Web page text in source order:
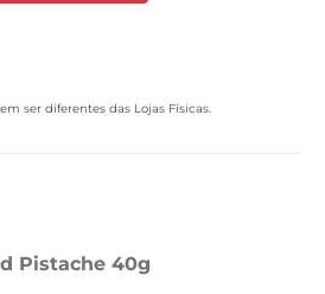
ser diferentes das Lojas Físicas.
Pistache 40g